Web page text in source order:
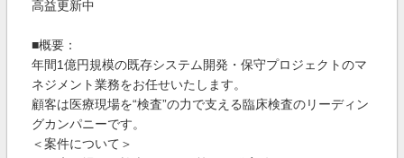
高益更新中
■概要：
年間1億円規模の既存システム開発・保守プロジェクトのマ
ネジメント業務をお任せいたします。
顧客は医療現場を“検査”の力で支える臨床検査のリーディン
グカンパニーです。
＜案件について＞